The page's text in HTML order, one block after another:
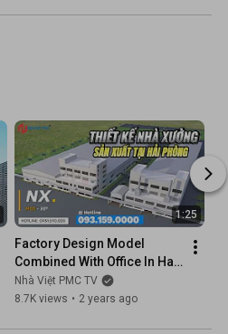
1:25
Factory Design Model
Combined With Office In Hai
Phong | Beautiful Factory -
TKNX05 | Nha Viet PMC
Nhà Việt PMC TV
8.7K views • 2 years ago